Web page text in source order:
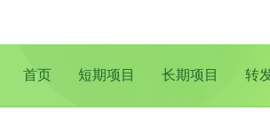
首页 短期项目 长期项目 转